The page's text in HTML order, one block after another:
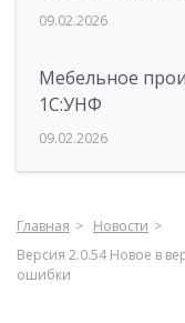
09.02.2026
Мебельное
1С:УНФ
09.02.2026
Главная
Новости
Версия 2.0.54 Новое в
ошибки